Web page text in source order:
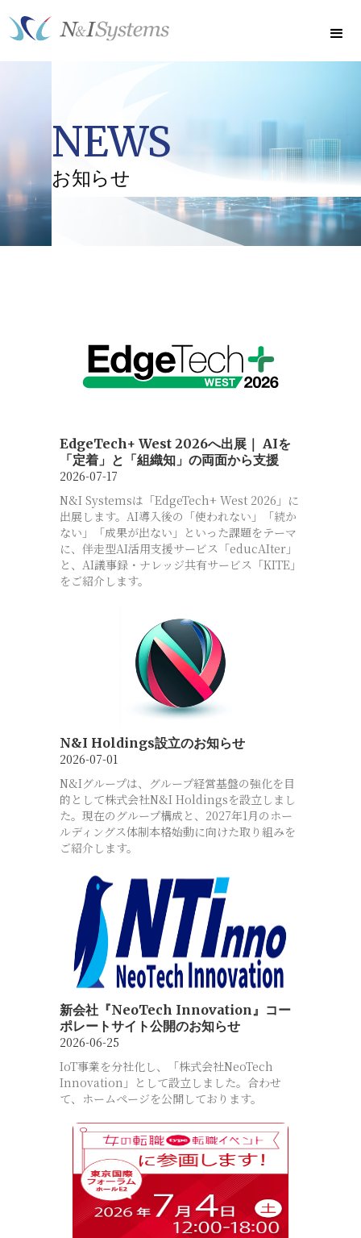
NEWS
お知らせ
EdgeTech+ West 2026へ出展｜ AIを
「定着」と「組織知」の両面から支援
2026-07-17
N&I Systemsは「EdgeTech+ West 2026」に
出展します。AI導入後の「使われない」「続か
ない」「成果が出ない」といった課題をテーマ
に、伴走型AI活用支援サービス「educAIter」
と、AI議事録・ナレッジ共有サービス「KITE」
をご紹介します。
N&I Holdings設立のお知らせ
2026-07-01
N&Iグループは、グループ経営基盤の強化を目
的として株式会社N&I Holdingsを設立しまし
た。現在のグループ構成と、2027年1月のホー
ルディングス体制本格始動に向けた取り組みを
ご紹介します。
新会社『NeoTech Innovation』コー
ポレートサイト公開のお知らせ
2026-06-25
IoT事業を分社化し、「株式会社NeoTech
Innovation」として設立しました。合わせ
て、ホームページを公開しております。